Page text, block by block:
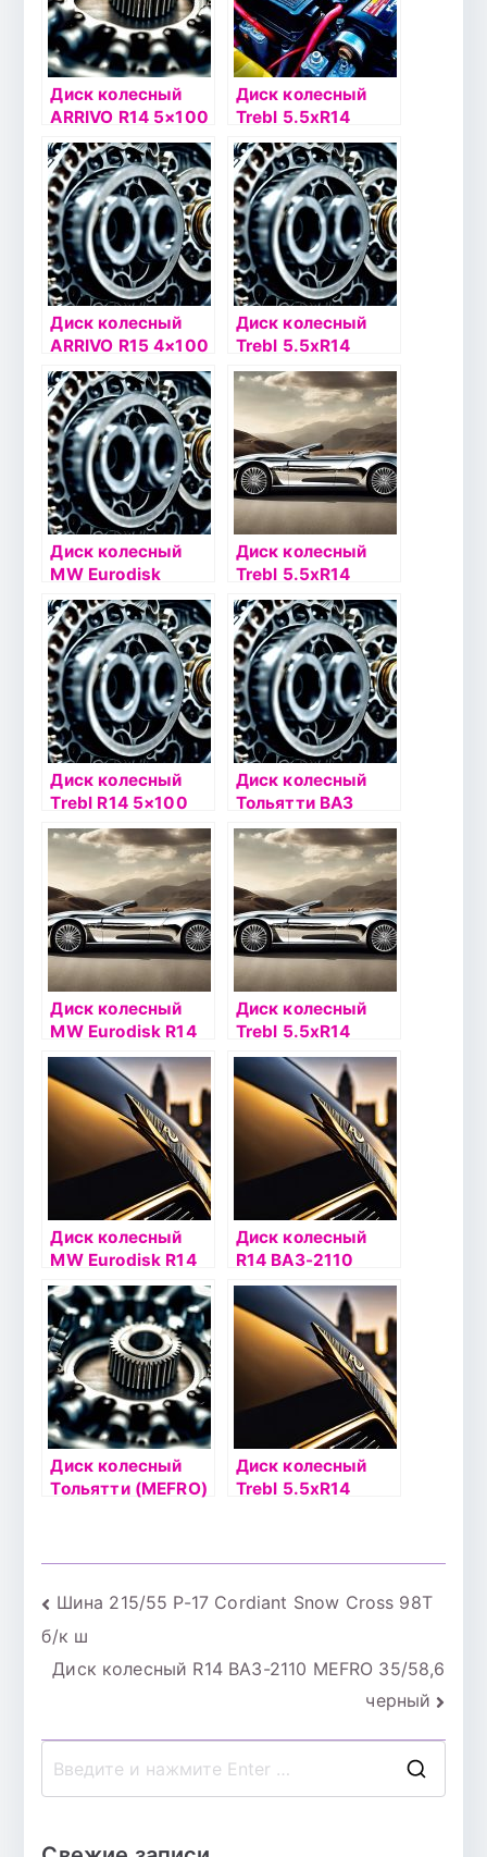
Диск колесный
ARRIVO R14 5×100
43/57,1 AR042
черный
Диск колесный
Trebl 5.5хR14
4х100 ЕТ43
DIA60.1
серебристый
Диск колесный
ARRIVO R15 4×100
36/60,1 AR051
серебристый
Диск колесный
Trebl 5.5хR14
4х100 ЕТ45
DIA56.6 черный
Диск колесный
MW Eurodisk
5.5xR14 4×100
ET43 DIA60.1
серебристый
Диск колесный
Trebl 5.5хR14
4х100 ЕТ38
DIA54.1 черный
Диск колесный
Trebl R14 5×100
35/57,1 черный
Диск колесный
Тольятти ВАЗ
2108 (MEFRO)
5xR13 4×98 ET35
DIA58.6 черный
Диск колесный
MW Eurodisk R14
5×100 35/57,1
черный
Диск колесный
Trebl 5.5хR14
4х100 ЕТ35
DIA57.1
серебристый
Диск колесный
MW Eurodisk R14
4×98 35/58,6
черный
Диск колесный
R14 ВАЗ-2110
ТЗСК 35/58,5
черный
Диск колесный
Тольятти (MEFRO)
Диск колесный
Trebl 5.5хR14
Навигация
по
Шина 215/55 Р-17 Cordiant Snow Cross 98T
б/к ш
Диск колесный R14 ВАЗ-2110 MEFRO 35/58,6
черный